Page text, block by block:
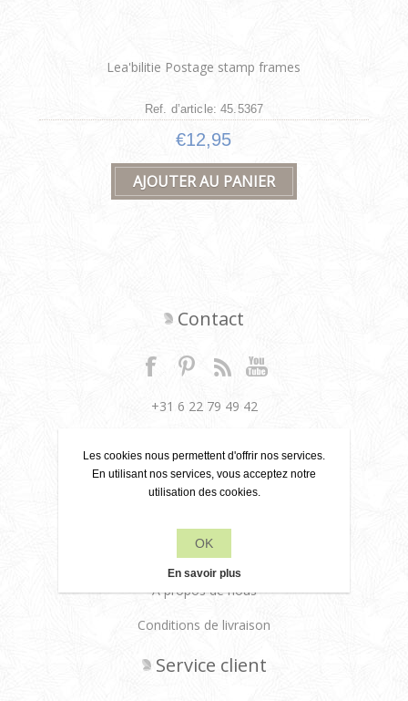
Lea'bilitie Postage stamp frames
Ref. d’article: 45.5367
€12,95
Contact
+31 6 22 79 49 42
Dronten, Pays-Bas
Politique de confidentialité
À propos de nous
Conditions de livraison
Service client
Les cookies nous permettent d'offrir nos services.
En utilisant nos services, vous acceptez notre
utilisation des cookies.
OK
En savoir plus